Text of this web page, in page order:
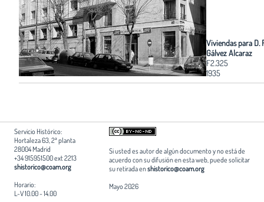
Viviendas para D.
Gálvez Alcaraz
F2.325
1935
Servicio Histórico:
Hortaleza 63, 2ª planta
28004 Madrid
+34 915951500 ext 2213
shistorico@coam.org
Horario:
L-V 10.00 - 14.00
Si usted es autor de algún documento y no está de
acuerdo con su difusión en esta web, puede solicitar
su retirada enshistorico@coam.org
Mayo 2026